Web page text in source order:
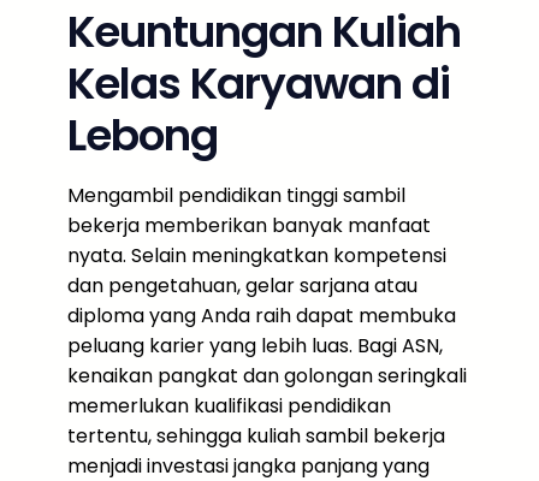
Keuntungan Kuliah
Kelas Karyawan di
Lebong
Mengambil pendidikan tinggi sambil
bekerja memberikan banyak manfaat
nyata. Selain meningkatkan kompetensi
dan pengetahuan, gelar sarjana atau
diploma yang Anda raih dapat membuka
peluang karier yang lebih luas. Bagi ASN,
kenaikan pangkat dan golongan seringkali
memerlukan kualifikasi pendidikan
tertentu, sehingga kuliah sambil bekerja
menjadi investasi jangka panjang yang